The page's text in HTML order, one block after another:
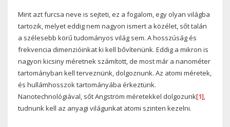
Mint azt furcsa neve is sejteti, ez a fogalom, egy olyan világba
tartozik, melyet eddig nem nagyon ismert a közélet, sőt talán
a szélesebb körű tudományos világ sem. A hosszúság és
frekvencia dimenzióinkat ki kell bővítenünk. Eddig a mikron is
nagyon kicsiny méretnek számított, de most már a nanométer
tartományban kell terveznünk, dolgoznunk. Az atomi méretek,
és hullámhosszok tartományába érkeztünk.
Nanotechnológiával, sőt Angström méretekkel dolgozunk[1],
tudnunk kell az anyagi világunkat atomi szinten kezelni.